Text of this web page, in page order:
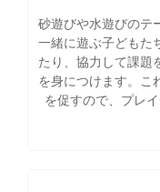
砂遊びや水遊びのテ
一緒に遊ぶ子どもた
たり、協力して課題
を身につけます。こ
を促すので、プレ